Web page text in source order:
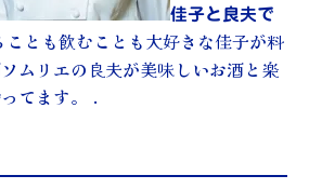
佳子と良夫で
とも飲むことも大好きな佳子が料
ムリエの良夫が美味しいお酒と楽
てます。 .